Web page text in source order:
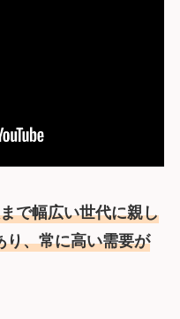
で幅広い世代に親し
り、常に高い需要が